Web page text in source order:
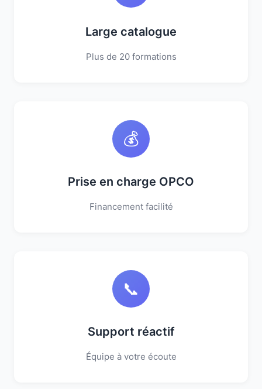
Large catalogue
Plus de 20 formations
💰
Prise en charge OPCO
Financement facilité
📞
Support réactif
Équipe à votre écoute